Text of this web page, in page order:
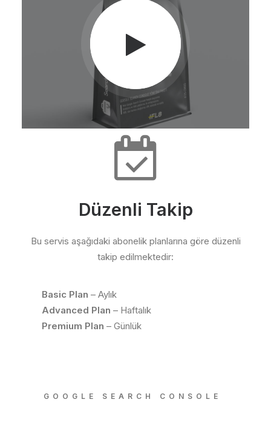
Düzenli Takip
Bu servis aşağıdaki abonelik planlarına göre düzenli
takip edilmektedir:
Basic Plan – Aylık
Advanced Plan – Haftalık
Premium Plan – Günlük
GOOGLE SEARCH CONSOLE